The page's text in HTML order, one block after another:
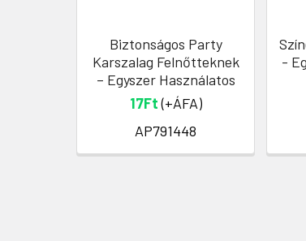
Biztonságos Party
Karszalag Felnőtteknek
– Egyszer Használatos
17Ft(+ÁFA)
AP791448
-